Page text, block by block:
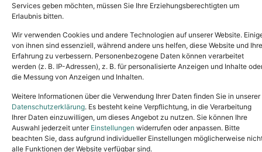
Services geben möchten, müssen Sie Ihre Erziehungsberechtigten um
Erlaubnis bitten.
Wir verwenden Cookies und andere Technologien auf unserer Website.
von ihnen sind essenziell, während andere uns helfen, diese Website und Ihre
Erfahrung zu verbessern. Personenbezogene Daten können verarbeitet
werden (z. B. IP-Adressen), z. B. für personalisierte Anzeigen und Inhalte
die Messung von Anzeigen und Inhalten.
Weitere Informationen über die Verwendung Ihrer Daten finden Sie in unserer
Datenschutzerklärung. Es besteht keine Verpflichtung, in die Verarbeitung
Ihrer Daten einzuwilligen, um dieses Angebot zu nutzen. Sie können Ihre
Auswahl jederzeit unter Einstellungen widerrufen oder anpassen. Bitte
beachten Sie, dass aufgrund individueller Einstellungen möglicherweise
alle Funktionen der Website verfügbar sind.
Copyright © 2024. All rights reserved.
Tel.: (02631) 55356buero@tierheim-neuwied.de
Ludwigshof 1, 56567 Neuwied